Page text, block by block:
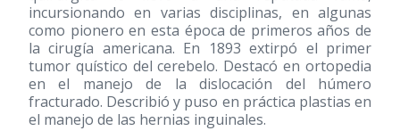
incursionando en varias disciplinas, en algunas
como pionero en esta época de primeros años de
la cirugía americana. En 1893 extirpó el primer
tumor quístico del cerebelo. Destacó en ortopedia
en el manejo de la dislocación del húmero
fracturado. Describió y puso en práctica plastias en
el manejo de las hernias inguinales.